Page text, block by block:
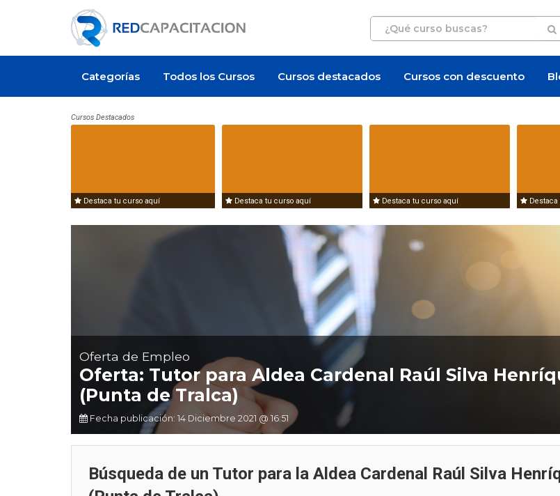
Categorías Todos los Cursos Cursos destacados Cursos con descuento
Cursos Destacados
Destaca tu curso aquí Destaca tu curso aquí Destaca tu curso aquí
Oferta de Empleo
Oferta: Tutor para Aldea Cardenal Raúl Silva
(Punta de Tralca)
Fecha publicación: 14 Diciembre 2021 @ 16:51
Búsqueda de un Tutor para la Aldea Cardenal Raúl Silva